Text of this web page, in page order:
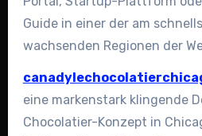
Guide in einer der am
wachsenden Regionen der
eine markenstark klingende
Chocolatier-Konzept in